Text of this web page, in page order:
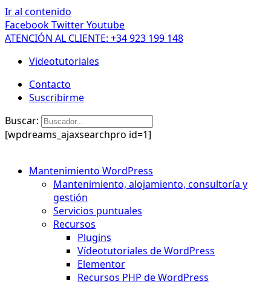
Ir al contenido
FacebookTwitterYoutube
ATENCIÓN AL CLIENTE: +34 923 199 148
Videotutoriales
Contacto
Suscribirme
Buscar:
[wpdreams_ajaxsearchpro id=1]
Mantenimiento WordPress
Mantenimiento, alojamiento, consultoría y
gestión
Servicios puntuales
Recursos
Plugins
Vídeotutoriales de WordPress
Elementor
Recursos PHP de WordPress